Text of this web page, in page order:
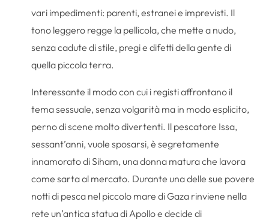
vari impedimenti: parenti, estranei e imprevisti. Il
tono leggero regge la pellicola, che mette a nudo,
senza cadute di stile, pregi e difetti della gente di
quella piccola terra.
Interessante il modo con cui i registi affrontano il
tema sessuale, senza volgarità ma in modo esplicito,
perno di scene molto divertenti. Il pescatore Issa,
sessant’anni, vuole sposarsi, è segretamente
innamorato di Siham, una donna matura che lavora
come sarta al mercato. Durante una delle sue povere
notti di pesca nel piccolo mare di Gaza rinviene nella
rete un’antica statua di Apollo e decide di